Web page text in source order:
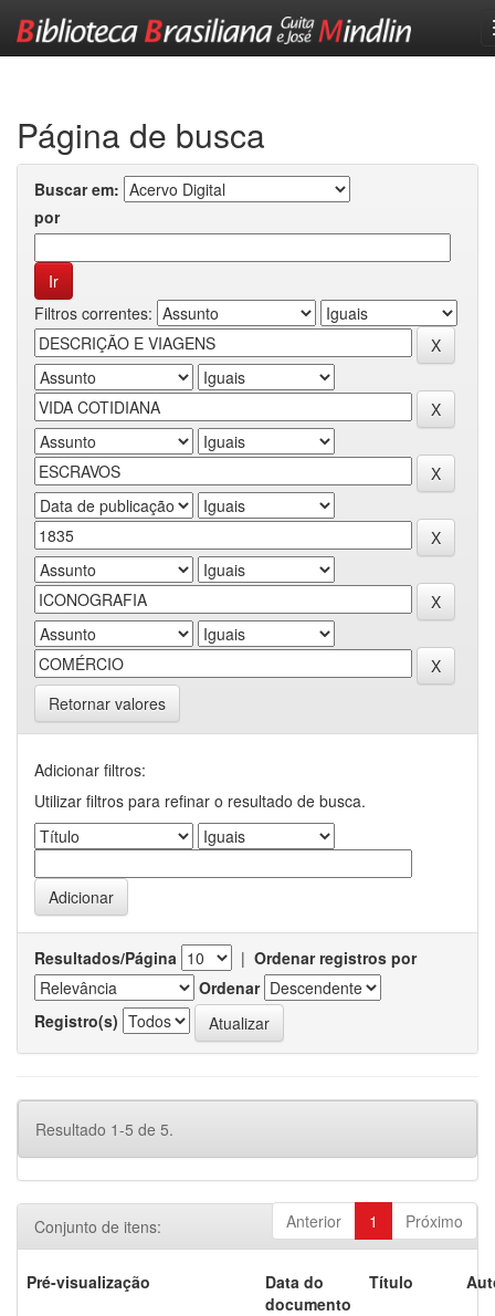
Página de busca
Buscar em:
por
Filtros correntes:
Retornar valores
Adicionar filtros:
Utilizar filtros para refinar o resultado de busca.
Resultados/Página | Ordenar registros por
Ordenar
Registro(s)
Resultado 1-5 de 5.
Anterior 1 Próximo
Conjunto de itens:
Pré-visualização
Data do
documento
Título